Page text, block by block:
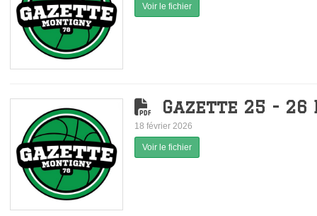
Voir le fichier
Gazette 25 - 26
18 février 2026
Voir le fichier